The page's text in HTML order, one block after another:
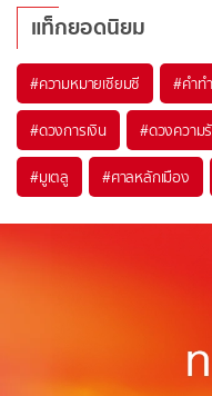
แท็กยอดนิยม
#ความหมายเซียมซี #คำท
#ดวงการเงิน #ดวงความ
#มูเตลู #ศาลหลักเมือง